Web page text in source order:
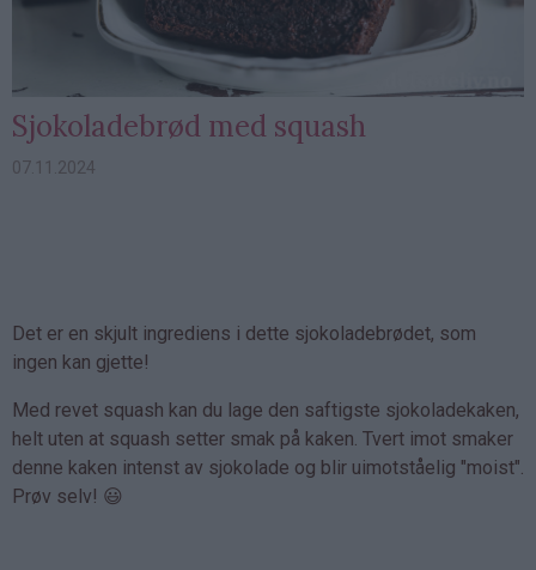
Sjokoladebrød med squash
07.11.2024
Det er en skjult ingrediens i dette sjokoladebrødet, som
ingen kan gjette!
Med revet squash kan du lage den saftigste sjokoladekaken,
helt uten at squash setter smak på kaken. Tvert imot smaker
denne kaken intenst av sjokolade og blir uimotståelig "moist".
Prøv selv! 😃